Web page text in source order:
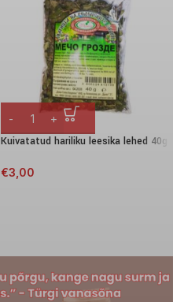
Kuivatatud hariliku leesika lehed 40g
€3,00